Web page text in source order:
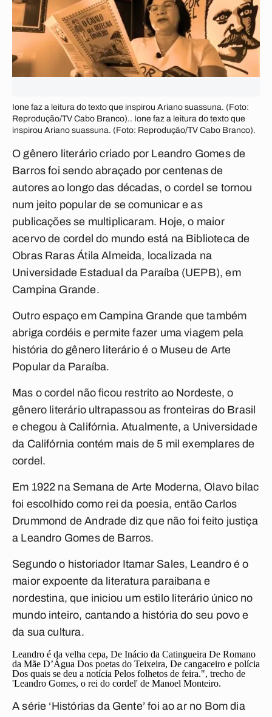
Ione faz a leitura do texto que inspirou Ariano suassuna. (Foto:
Reprodução/TV Cabo Branco).. Ione faz a leitura do texto que
inspirou Ariano suassuna. (Foto: Reprodução/TV Cabo Branco).
O gênero literário criado por Leandro Gomes de
Barros foi sendo abraçado por centenas de
autores ao longo das décadas, o cordel se tornou
num jeito popular de se comunicar e as
publicações se multiplicaram. Hoje, o maior
acervo de cordel do mundo está na Biblioteca de
Obras Raras Átila Almeida, localizada na
Universidade Estadual da Paraíba (UEPB), em
Campina Grande.
Outro espaço em Campina Grande que também
abriga cordéis e permite fazer uma viagem pela
história do gênero literário é o Museu de Arte
Popular da Paraíba.
Mas o cordel não ficou restrito ao Nordeste, o
gênero literário ultrapassou as fronteiras do Brasil
e chegou à Califórnia. Atualmente, a Universidade
da Califórnia contém mais de 5 mil exemplares de
cordel.
Em 1922 na Semana de Arte Moderna, Olavo bilac
foi escolhido como rei da poesia, então Carlos
Drummond de Andrade diz que não foi feito justiça
a Leandro Gomes de Barros.
Segundo o historiador Itamar Sales, Leandro é o
maior expoente da literatura paraibana e
nordestina, que iniciou um estilo literário único no
mundointeiro, cantando a história do seu povo e
da sua cultura.
Leandro é da velha cepa, De Inácio da Catingueira De Romano
da Mãe D’Água Dos poetas do Teixeira, De cangaceiro e polícia
Dos quais se deu a notícia Pelos folhetos de feira.", trecho de
'Leandro Gomes, o rei do cordel' de Manoel Monteiro.
A série ‘Histórias da Gente’ foi ao ar no Bom dia